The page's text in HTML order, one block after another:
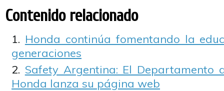
Contenido relacionado
Honda continúa fomentando la
generaciones
Safety Argentina: El Departamento
Honda lanza su página web